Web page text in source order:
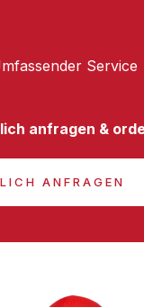
anfragen &
ANFRAGEN